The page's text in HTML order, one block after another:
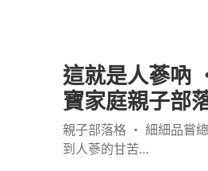
這就是人蔘吶
寶家庭親子部
親子部落格 ‧ 細細品嘗
到人蔘的甘苦…